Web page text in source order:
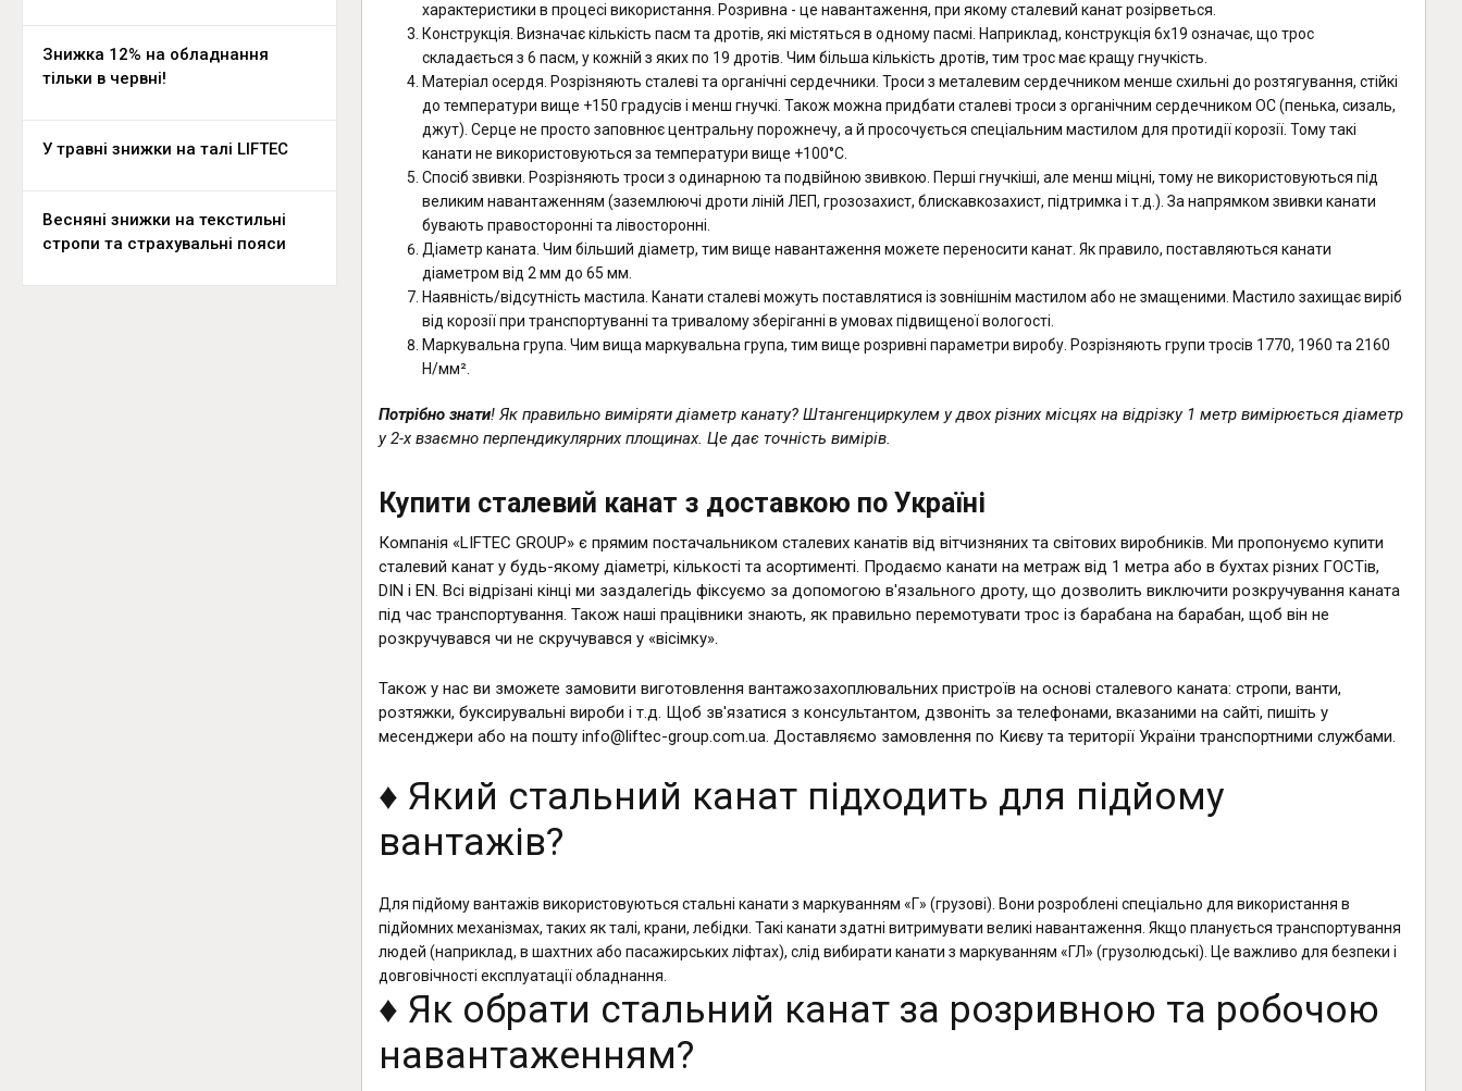
Знижка 12% на обладнання
тільки в червні!
У травні знижки на талі LIFTEC
Весняні знижки на текстильні
стропи та страхувальні пояси
характеристики в процесі використання. Розривна - це навантаження, при якому сталевий канат розірветься.
Конструкція. Визначає кількість пасм та дротів, які містяться в одному пасмі. Наприклад, конструкція 6х19 означає, що трос
складається з 6 пасм, у кожній з яких по 19 дротів. Чим більша кількість дротів, тим трос має кращу гнучкість.
Матеріал осердя. Розрізняють сталеві та органічні сердечники. Троси з металевим сердечником менше схильні до розтягування, стійкі
до температури вище +150 градусів і менш гнучкі. Також можна придбати сталеві троси з органічним сердечником ОС (пенька, сизаль,
джут). Серце не просто заповнює центральну порожнечу, а й просочується спеціальним мастилом для протидії корозії. Тому такі
канати не використовуються за температури вище +100°С.
Спосіб звивки. Розрізняють троси з одинарною та подвійною звивкою. Перші гнучкіші, але менш міцні, тому не використовуються під
великим навантаженням (заземлюючі дроти ліній ЛЕП, грозозахист, блискавкозахист, підтримка і т.д.). За напрямком звивки канати
бувають правосторонні та лівосторонні.
Діаметр каната. Чим більший діаметр, тим вище навантаження можете переносити канат. Як правило, поставляються канати
діаметром від 2 мм до 65 мм.
Наявність/відсутність мастила. Канати сталеві можуть поставлятися із зовнішнім мастилом або не змащеними. Мастило захищає виріб
від корозії при транспортуванні та тривалому зберіганні в умовах підвищеної вологості.
Маркувальна група. Чим вища маркувальна група, тим вище розривні параметри виробу. Розрізняють групи тросів 1770, 1960 та 2160
Н/мм².
Потрібно знати! Як правильно виміряти діаметр канату? Штангенциркулем у двох різних місцях на відрізку 1 метр вимірюється діаметр
у 2-х взаємно перпендикулярних площинах. Це дає точність вимірів.
Купити сталевий канат з доставкою по Україні
Компанія «LIFTEC GROUP» є прямим постачальником сталевих канатів від вітчизняних та світових виробників. Ми пропонуємо купити
сталевий канат у будь-якому діаметрі, кількості та асортименті. Продаємо канати на метраж від 1 метра або в бухтах різних ГОСТів,
DIN і EN. Всі відрізані кінці ми заздалегідь фіксуємо за допомогою в'язального дроту, що дозволить виключити розкручування каната
під час транспортування. Також наші працівники знають, як правильно перемотувати трос із барабана на барабан, щоб він не
розкручувався чи не скручувався у «вісімку».
Також у нас ви зможете замовити виготовлення вантажозахоплювальних пристроїв на основі сталевого каната: стропи, ванти,
розтяжки, буксирувальні вироби і т.д. Щоб зв'язатися з консультантом, дзвоніть за телефонами, вказаними на сайті, пишіть у
месенджери або на поштуinfo@liftec-group.com.ua. Доставляємо замовлення по Києву та території України транспортними службами.
♦️ Який стальний канат підходить для підйому
вантажів?
Для підйому вантажів використовуються стальні канати з маркуванням «Г» (грузові). Вони розроблені спеціально для використання в
підйомних механізмах, таких як талі, крани, лебідки. Такі канати здатні витримувати великі навантаження. Якщо планується транспортування
людей (наприклад, в шахтних або пасажирських ліфтах), слід вибирати канати з маркуванням «ГЛ» (грузолюдські). Це важливо для безпеки і
довговічності експлуатації обладнання.
♦️ Як обрати стальний канат за розривною та робочою
навантаженням?